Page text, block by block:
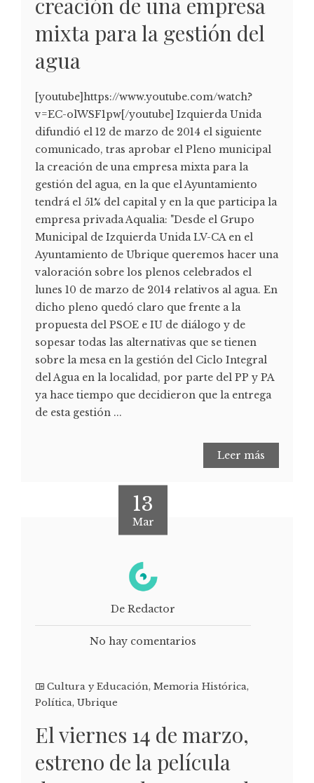
mixta para la gestión del
agua
[youtube]https://www.youtube.com/watch?
v=EC-olWSF1pw[/youtube] Izquierda Unida
difundió el 12 de marzo de 2014 el siguiente
comunicado, tras aprobar el Pleno municipal
la creación de una empresa mixta para la
gestión del agua, en la que el Ayuntamiento
tendrá el 51% del capital y en la que participa la
empresa privada Aqualia: "Desde el Grupo
Municipal de Izquierda Unida LV-CA en el
Ayuntamiento de Ubrique queremos hacer una
valoración sobre los plenos celebrados el
lunes 10 de marzo de 2014 relativos al agua. En
dicho pleno quedó claro que frente a la
propuesta del PSOE e IU de diálogo y de
sopesar todas las alternativas que se tienen
sobre la mesa en la gestión del Ciclo Integral
del Agua en la localidad, por parte del PP y PA
ya hace tiempo que decidieron que la entrega
de esta gestión ...
Leer más
13
Mar
De Redactor
No hay comentarios
Cultura y Educación, Memoria Histórica,
Política, Ubrique
El viernes 14 de marzo,
estreno de la película